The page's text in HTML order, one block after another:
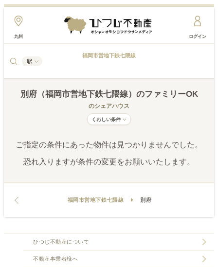
九州 ログイン
駅
福岡市営地下鉄七隈線
別府（福岡市営地下鉄七隈線） のファミリーOK
のシェアハウス
くわしい条件
ご指定の条件にあった物件は見つかりませんでした。
恐れ入りますが条件の変更をお願いいたします。
福岡市営地下鉄七隈線 別府
ひつじ不動産について
不動産事業者様へ